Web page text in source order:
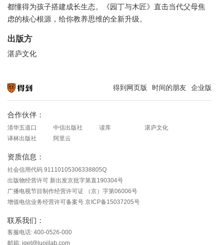
都懂得为孩子搭建成长生态。《园丁与木匠》直击当代父母焦
虑的核心根源，给你教养思维的全新升级。
出版方
湛庐文化
得到网页版 时间的朋友 企业版
合作伙伴：
清华五道口 中信出版社 读库
湛庐文化
译林出版社
阿里云
资质信息：
社会信用代码 91110105306338805Q
出版物经营许可 新出发京批字第直190304号
广播电视节目制作经营许可证 （京）字第06006号
增值电信业务经营许可备案号 京ICP备15037205号
联系我们：
客服电话: 400-0526-000
邮箱: iget@luojilab.com